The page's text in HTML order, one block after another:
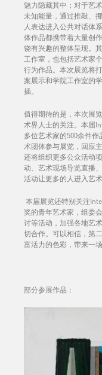
魅力隐藏其中；对于艺
未知能量，通过推敲、
人表达进入公共对话体
体作品都携带着大量创
饶有兴趣的整体呈现。
工作室，也包括艺术家
行为作品。本次展览将
案展示和学院工作室的
插。
值得期待的是，本次展
术界人士的关注。本届
多位艺术家的500余件
术团体参与展览，回应
还将组织更多公众活动
动、艺术现场导览直播
活动让更多的人进入艺
本届展览还特别关注
奖的青年艺术家，组委
讨等活动，加强各地艺
切合作。可以相信，第
富活力的色彩，带来一
部分参展作品：